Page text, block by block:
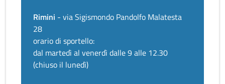
Rimini - via Sigismondo Pandolfo Malatesta
28
orario di sportello:
dal martedì al venerdì dalle 9 alle 12.30
(chiuso il lunedì)